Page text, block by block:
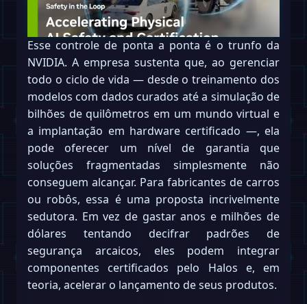
Esse controle de ponta a ponta é o trunfo da
NVIDIA. A empresa sustenta que, ao gerenciar
todo o ciclo de vida — desde o treinamento dos
modelos com dados curados até a simulação de
bilhões de quilômetros em um mundo virtual e
a implantação em hardware certificado —, ela
pode oferecer um nível de garantia que
soluções fragmentadas simplesmente não
conseguem alcançar. Para fabricantes de carros
ou robôs, essa é uma proposta incrivelmente
sedutora. Em vez de gastar anos e milhões de
dólares tentando decifrar padrões de
segurança arcaicos, eles podem integrar
componentes certificados pelo Halos e, em
teoria, acelerar o lançamento de seus produtos.